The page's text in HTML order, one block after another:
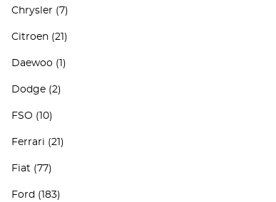
Chrysler (7)
Citroen (21)
Daewoo (1)
Dodge (2)
FSO (10)
Ferrari (21)
Fiat (77)
Ford (183)